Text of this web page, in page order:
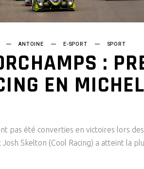
ANTOINE E-SPORT SPORT
:
EN
pas été converties en victoires lors
Josh Skelton (Cool Racing) a atteint la